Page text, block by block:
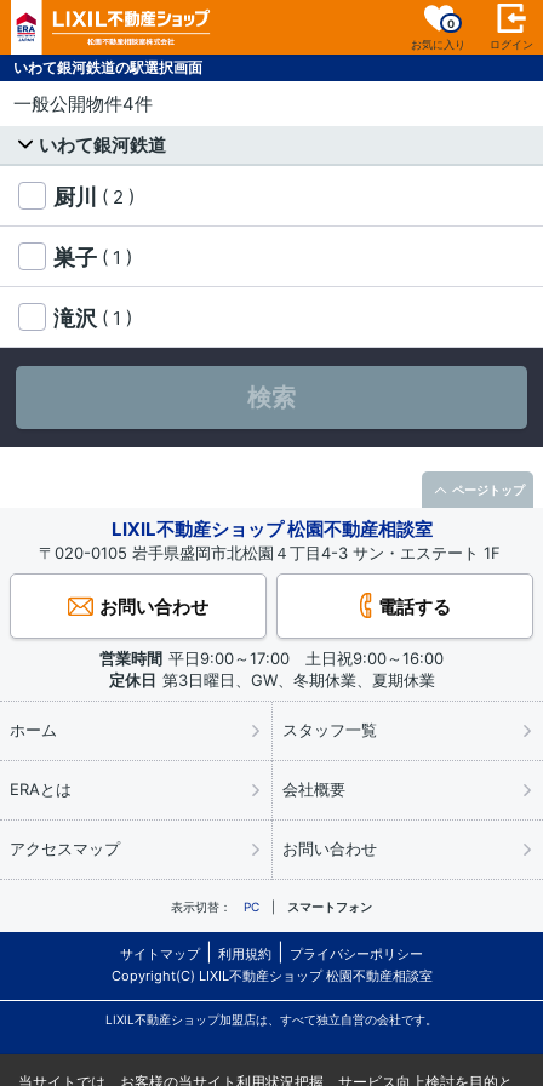
お気に入り
0
ログイン
いわて銀河鉄道の駅選択画面
一般公開物件4件
いわて銀河鉄道
厨川 ( 2 )
巣子 ( 1 )
滝沢 ( 1 )
検索
LIXIL不動産ショップ 松園不動産相談室
〒020-0105 岩手県盛岡市北松園４丁目4-3 サン・エステート 1F
お問い合わせ 電話する
営業時間 平日9:00～17:00 土日祝9:00～16:00
定休日 第3日曜日、GW、冬期休業、夏期休業
ホーム スタッフ一覧
ERAとは 会社概要
アクセスマップ お問い合わせ
表示切替： PC スマートフォン
サイトマップ 利用規約
プライバシーポリシー
Copyright(C) LIXIL不動産ショップ 松園不動産相談室
LIXIL不動産ショップ加盟店は、すべて独立自営の会社です。
ページトップ
当サイトでは、お客様の当サイト利用状況把握、サービス向上検討を目的と